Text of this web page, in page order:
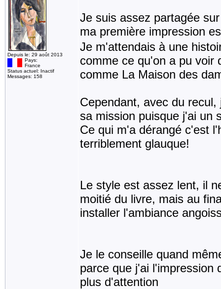
Depuis le: 29 août 2013
Pays:
France
Status actuel: Inactif
Messages: 158
Je suis assez partagée
ma première impression
Je m'attendais à une
comme ce qu'on a pu voir
comme La Maison des
Cependant, avec du
sa mission puisque j'ai un
Ce qui m'a dérangé c'est
terriblement glauque!
Le style est assez lent, il
moitié du livre, mais au
installer l'ambiance
Je le conseille quand
parce que j'ai l'impression
plus d'attention